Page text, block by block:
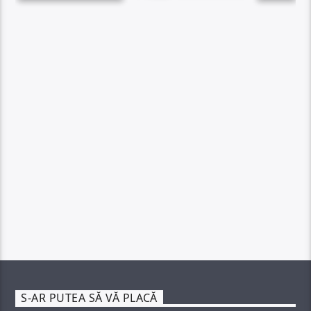
S-AR PUTEA SĂ VĂ PLACĂ